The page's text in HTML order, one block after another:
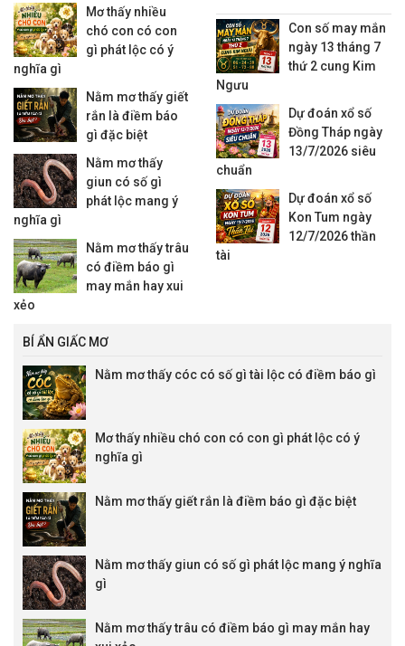
quan đầy đủ.
Mơ thấy nhiều
chó con có con
gì phát lộc có ý
nghĩa gì
Nằm mơ thấy giết
rắn là điềm báo
gì đặc biệt
Nằm mơ thấy
giun có số gì
phát lộc mang ý
nghĩa gì
Nằm mơ thấy trâu
có điềm báo gì
may mắn hay xui
xẻo
nhận định đáng quan tâm
Con số may mắn
ngày 13 tháng 7
thứ 2 cung Kim
Ngưu
Dự đoán xổ số
Đồng Tháp ngày
13/7/2026 siêu
chuẩn
Dự đoán xổ số
Kon Tum ngày
12/7/2026 thần
tài
BÍ ẨN GIẤC MƠ
Nằm mơ thấy cóc có số gì tài lộc có điềm báo gì
Mơ thấy nhiều chó con có con gì phát lộc có ý
nghĩa gì
Nằm mơ thấy giết rắn là điềm báo gì đặc biệt
Nằm mơ thấy giun có số gì phát lộc mang ý nghĩa
gì
Nằm mơ thấy trâu có điềm báo gì may mắn hay